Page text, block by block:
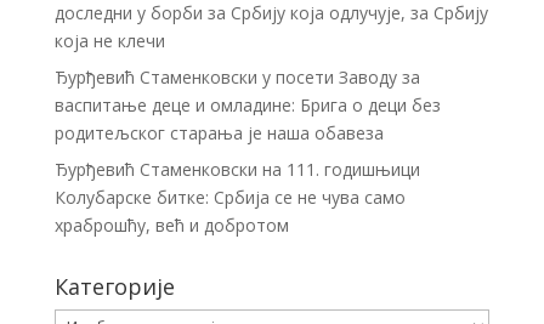
доследни у борби за Србију која одлучује, за Србију
која не клечи
Ђурђевић Стаменковски у посети Заводу за
васпитање деце и омладине: Брига о деци без
родитељског старања је наша обавеза
Ђурђевић Стаменковски на 111. годишњици
Колубарске битке: Србија се не чува само
храброшћу, већ и добротом
Категорије